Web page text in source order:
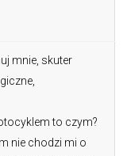
mnie, skuter
to czym?
nie chodzi mi o